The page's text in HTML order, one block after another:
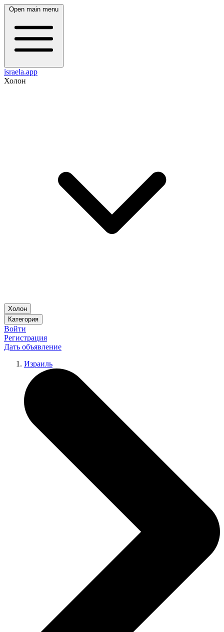
Open main menu
israela.app
Холон
Холон
Категория
Войти
Регистрация
Дать объявление
Израиль